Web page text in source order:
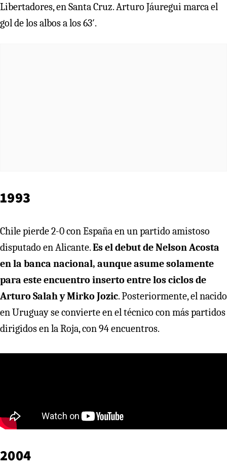
Libertadores, en Santa Cruz. Arturo Jáuregui marca el
gol de los albos a los 63′.
1993
Chile pierde 2-0 con España en un partido amistoso
disputado en Alicante.Es el debut de Nelson Acosta
en la banca nacional, aunque asume solamente
para este encuentro inserto entre los ciclos de
Arturo Salah y Mirko Jozic. Posteriormente, el nacido
en Uruguay se convierte en el técnico con más partidos
dirigidos en la Roja, con 94 encuentros.
2004